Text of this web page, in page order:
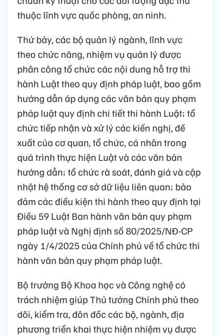
thuộc lĩnh vực quốc phòng, an ninh.
Thứ bảy, các bộ quản lý ngành, lĩnh vực
theo chức năng, nhiệm vụ quản lý được
phân công tổ chức các nội dung hỗ trợ thi
hành Luật theo quy định pháp luật, bao gồm
hướng dẫn áp dụng các văn bản quy phạm
pháp luật quy định chi tiết thi hành Luật; tổ
chức tiếp nhận và xử lý các kiến nghị, đề
xuất của cơ quan, tổ chức, cá nhân trong
quá trình thực hiện Luật và các văn bản
hướng dẫn; tổ chức rà soát, đánh giá và cập
nhật hệ thống cơ sở dữ liệu liên quan; bảo
đảm các điều kiện thi hành theo quy định tại
Điều 59 Luật Ban hành văn bản quy phạm
pháp luật và Nghị định số 80/2025/NĐ-CP
ngày 1/4/2025 của Chính phủ về tổ chức thi
hành văn bản quy phạm pháp luật.
Bộ trưởng Bộ Khoa học và Công nghệ có
trách nhiệm giúp Thủ tướng Chính phủ theo
dõi, kiểm tra, đôn đốc các bộ, ngành, địa
phương triển khai thực hiện nhiệm vụ được